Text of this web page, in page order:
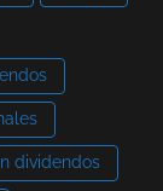
dividendos